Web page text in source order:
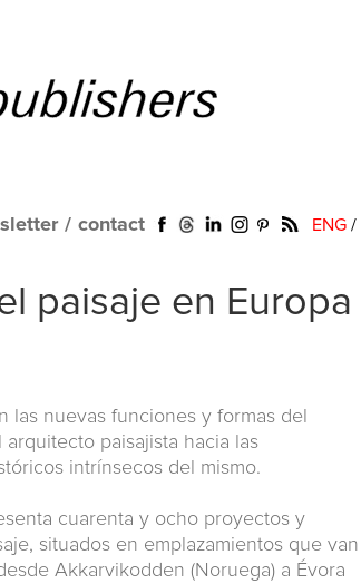
/ contact ENG /
paisaje en Europa
las nuevas funciones y formas del
paisajista hacia las
intrínsecos del mismo.
cuarenta y ocho proyectos y
situados en emplazamientos que van
Akkarvikodden (Noruega) a Évora